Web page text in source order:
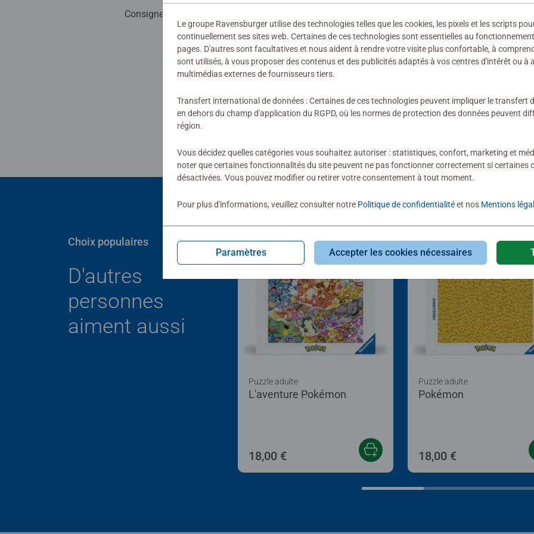
Consignes d'évaluation
Ce puzzle est
Tout d'abord,
assez facile. À
soirées
d'une part par le
zones de
D'autre part,
Après une brève
peut attribuer
De plus, la
Chaque pièce
solidement avec
la nostalgie. Ma
lorsque les
mode en
mémoire à long
important. Je
Pokémon
puzzle génial et
même ou pour
Choix populaires
D'autres
personnes
aiment aussi
L'aventure Pokémon
Puzzle adulte
18,00 €
Pokémon
Puzzle adulte
18,00 €
Le groupe Ravensburger utilise des technologies telles que les cookies, les pixels et les scripts
continuellement ses sites web. Certaines de ces technologies sont essentielles au
pages. D'autres sont facultatives et nous aident à rendre votre visite plus confortable, à
sont utilisés, à vous proposer des contenus et des publicités adaptés à vos centres d'intérêt ou à
multimédias externes de fournisseurs tiers.
Transfert international de données : Certaines de ces technologies peuvent impliquer le transfert
en dehors du champ d'application du RGPD, où les normes de protection des données peuvent
région.
Vous décidez quelles catégories vous souhaitez autoriser : statistiques, confort, marketing et
noter que certaines fonctionnalités du site peuvent ne pas fonctionner correctement si certaines
désactivées. Vous pouvez modifier ou retirer votre consentement à tout moment.
Pour plus d'informations, veuillez consulter notre Politique de confidentialitéet nos Mentions
Paramètres Accepter les cookies nécessaires